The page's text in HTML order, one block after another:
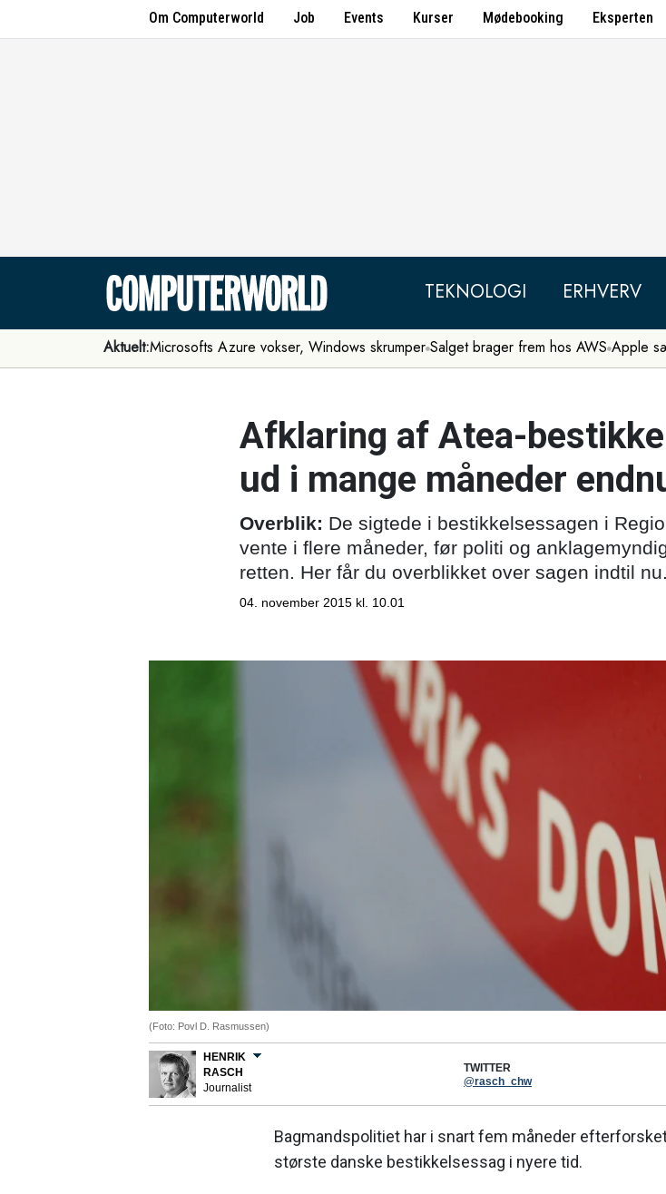
Om Computerworld Job Events Kurser Mødebooking Eksperten
TEKNOLOGI ERHVERV
Aktuelt:Microsofts Azure vokser, Windows skrumper Salget brager frem hos AWS Apple
Afklaring af Atea-
ud i mange måneder
Overblik: De sigtede i bestikkelsessagen i
vente i flere måneder, før politi og
retten. Her får du overblikket over sagen indtil nu.
04. november 2015 kl. 10.01
(Foto: Povl D. Rasmussen)
HENRIK
RASCH
Journalist
TWITTER
@rasch_chw
Bagmandspolitiet har i snart fem måneder
største danske bestikkelsessag i nyere tid.